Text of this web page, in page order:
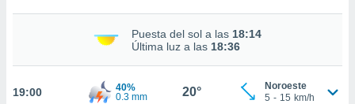
en
más
Puesta del sol a las 18:14
Última luz a las 18:36
19:00
40%
0.3 mm
20°
Noroeste
5 - 15 km/h